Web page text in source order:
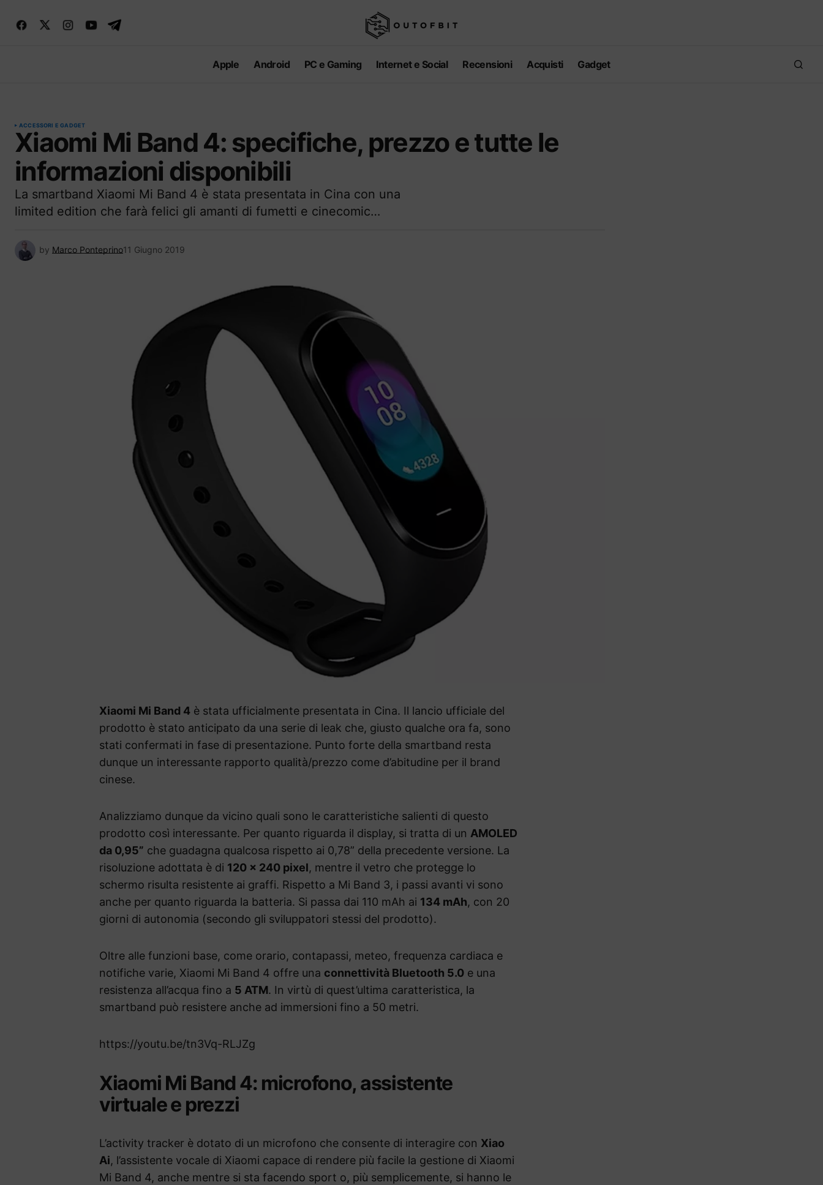
Apple Android PC e Gaming Internet e Social Recensioni Acquisti Gadget
ACCESSORI E GADGET
Xiaomi Mi Band 4: specifiche, prezzo e tutte le
informazioni disponibili
La smartband Xiaomi Mi Band 4 è stata presentata in Cina con una
limited edition che farà felici gli amanti di fumetti e cinecomic…
by Marco Ponteprino11 Giugno 2019
Xiaomi Mi Band 4 è stata ufficialmente presentata in Cina. Il lancio ufficiale del
prodotto è stato anticipato da una serie di leak che, giusto qualche ora fa, sono
stati confermati in fase di presentazione. Punto forte della smartband resta
dunque un interessante rapporto qualità/prezzo come d’abitudine per il brand
cinese.
Analizziamo dunque da vicino quali sono le caratteristiche salienti di questo
prodotto così interessante. Per quanto riguarda il display, si tratta di un AMOLED
da 0,95” che guadagna qualcosa rispetto ai 0,78” della precedente versione. La
risoluzione adottata è di 120 x 240 pixel, mentre il vetro che protegge lo
schermo risulta resistente ai graffi. Rispetto a Mi Band 3, i passi avanti vi sono
anche per quanto riguarda la batteria. Si passa dai 110 mAh ai 134 mAh, con 20
giorni di autonomia (secondo gli sviluppatori stessi del prodotto).
Oltre alle funzioni base, come orario, contapassi, meteo, frequenza cardiaca e
notifiche varie, Xiaomi Mi Band 4 offre una connettività Bluetooth 5.0 e una
resistenza all’acqua fino a 5 ATM. In virtù di quest’ultima caratteristica, la
smartband può resistere anche ad immersioni fino a 50 metri.
https://youtu.be/tn3Vq-RLJZg
Xiaomi Mi Band 4: microfono, assistente
virtuale e prezzi
L’activity tracker è dotato di un microfono che consente di interagire con Xiao
Ai, l’assistente vocale di Xiaomi capace di rendere più facile la gestione di Xiaomi
Mi Band 4, anche mentre si sta facendo sport o, più semplicemente, si hanno le